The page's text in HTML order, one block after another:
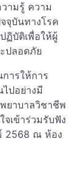
ามรู้ ความ
จุบันทางโรค
ฏิบัติเพื่อให้ผู้
ปลอดภัย
ารให้การ
ปอย่างมี
ยาบาลวิชาชีพ
เข้าร่วมรับฟัง
2568 ณ ห้อง